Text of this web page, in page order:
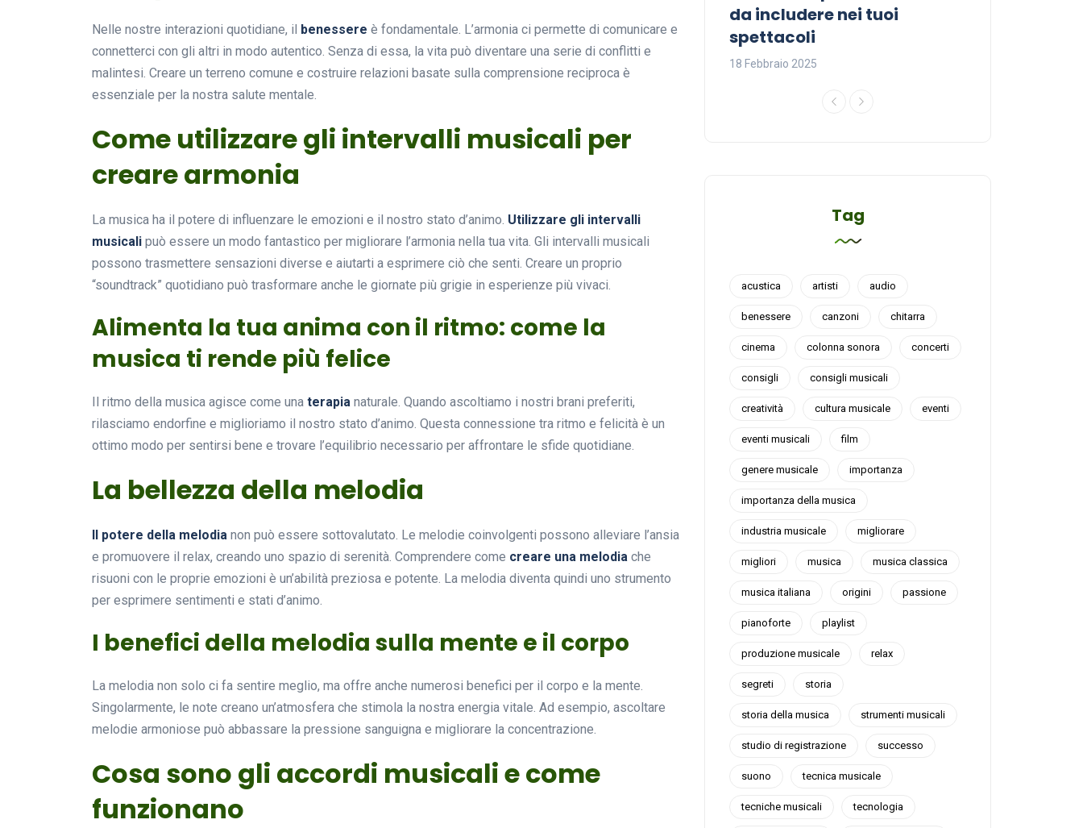
Nelle nostre interazioni quotidiane, il benessere è fondamentale. L’armonia ci permette di comunicare e
connetterci con gli altri in modo autentico. Senza di essa, la vita può diventare una serie di conflitti e
malintesi. Creare un terreno comune e costruire relazioni basate sulla comprensione reciproca è
essenziale per la nostra salute mentale.
Come utilizzare gli intervalli musicali per
creare armonia
La musica ha il potere di influenzare le emozioni e il nostro stato d’animo. Utilizzare gli intervalli
musicali può essere un modo fantastico per migliorare l’armonia nella tua vita. Gli intervalli musicali
possono trasmettere sensazioni diverse e aiutarti a esprimere ciò che senti. Creare un proprio
“soundtrack” quotidiano può trasformare anche le giornate più grigie in esperienze più vivaci.
Alimenta la tua anima con il ritmo: come la
musica ti rende più felice
Il ritmo della musica agisce come una terapia naturale. Quando ascoltiamo i nostri brani preferiti,
rilasciamo endorfine e miglioriamo il nostro stato d’animo. Questa connessione tra ritmo e felicità è un
ottimo modo per sentirsi bene e trovare l’equilibrio necessario per affrontare le sfide quotidiane.
La bellezza della melodia
Il potere della melodia non può essere sottovalutato. Le melodie coinvolgenti possono alleviare l’ansia
e promuovere il relax, creando uno spazio di serenità. Comprendere come creare una melodia che
risuoni con le proprie emozioni è un’abilità preziosa e potente. La melodia diventa quindi uno strumento
per esprimere sentimenti e stati d’animo.
I benefici della melodia sulla mente e il corpo
La melodia non solo ci fa sentire meglio, ma offre anche numerosi benefici per il corpo e la mente.
Singolarmente, le note creano un’atmosfera che stimola la nostra energia vitale. Ad esempio, ascoltare
melodie armoniose può abbassare la pressione sanguigna e migliorare la concentrazione.
Cosa sono gli accordi musicali e come
funzionano
cura dei disturbi del sonno
da includere nei tuoi
spettacoli
18 Febbraio 2025
Tag
acustica artisti audio
benessere canzoni chitarra
cinema colonna sonora concerti
consigli consigli musicali
creatività cultura musicale eventi
eventi musicali film
genere musicale importanza
importanza della musica
industria musicale migliorare
migliori musica musica classica
musica italiana origini passione
pianoforte playlist
produzione musicale relax
segreti storia
storia della musica strumenti musicali
studio di registrazione successo
suono tecnica musicale
tecniche musicali tecnologia